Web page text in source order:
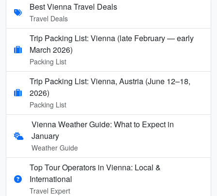
Best Vienna Travel Deals
Travel Deals
Trip Packing List: Vienna (late February — early
March 2026)
Packing List
Trip Packing List: Vienna, Austria (June 12–18,
2026)
Packing List
Vienna Weather Guide: What to Expect in
January
Weather Guide
Top Tour Operators in Vienna: Local &
International
Travel Expert